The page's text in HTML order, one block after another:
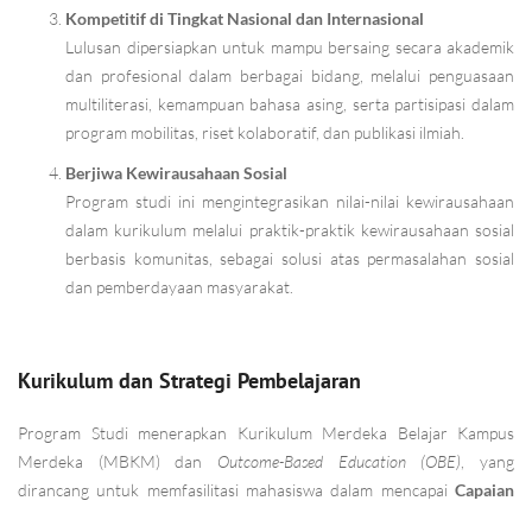
Kompetitif di Tingkat Nasional dan Internasional
Lulusan dipersiapkan untuk mampu bersaing secara akademik
dan profesional dalam berbagai bidang, melalui penguasaan
multiliterasi, kemampuan bahasa asing, serta partisipasi dalam
program mobilitas, riset kolaboratif, dan publikasi ilmiah.
Berjiwa Kewirausahaan Sosial
Program studi ini mengintegrasikan nilai-nilai kewirausahaan
dalam kurikulum melalui praktik-praktik kewirausahaan sosial
berbasis komunitas, sebagai solusi atas permasalahan sosial
dan pemberdayaan masyarakat.
Kurikulum dan Strategi Pembelajaran
Program Studi menerapkan Kurikulum Merdeka Belajar Kampus
Merdeka (MBKM) dan Outcome-Based Education (OBE) , yang
dirancang untuk memfasilitasi mahasiswa dalam mencapai Capaian